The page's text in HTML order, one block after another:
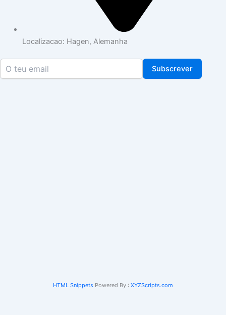
Localizacao: Hagen, Alemanha
Subscrever
HTML Snippets Powered By : XYZScripts.com